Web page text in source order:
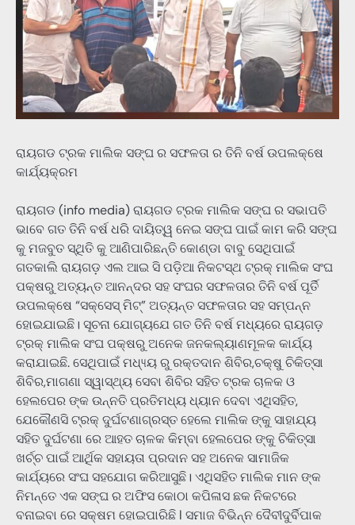
ରାୟଗଡ ଟ୍ରକ ମାଲିକ ସଙ୍ଘ ର ସଫଳତା ର ତିନି ବର୍ଷ ଉପଲକ୍ଷେ
କାର୍ଯ୍ୟକ୍ରମ
ରାୟଗଡ (info media) ରାୟଗଡ ଟ୍ରକ ମାଲିକ ସଙ୍ଘ ର ସଭାପତି
ଭାବେ ଗତ ତିନି ବର୍ଷ ଧରି ଦାୟିତ୍ୱ ନେଇ ସଙ୍ଘ ପାଇଁ କାମ କରି ସଙ୍ଘ
କୁ ମଜବୁତ ସ୍ଥିତି କୁ ଆଣିପାରିଛନ୍ତି କୋଣ୍ଡା ବାବୁ ସେଥିପାଇଁ
ଗତକାଲି ରାୟଗଡ଼ ଏଲ ଆଇ ସି ପଡ଼ିଆ ନିକଟସ୍ଥ ଟ୍ରକ୍ ମାଲିକ ସଂଘ
ପକ୍ଷରୁ ଅତ୍ୟନ୍ତ ଆନନ୍ଦର ସହ ସଂଘର ସଫଳତାର ତିନି ବର୍ଷ ପୂର୍ତି
ଉପଲକ୍ଷେ “ସକ୍ସେସ୍ ମିଟ୍” ଅତ୍ୟନ୍ତ ସଫଳତାର ସହ ସମ୍ପନ୍ନ
ହୋଇଯାଇଛି। ସୂଚନା ଯୋଗ୍ୟଯେ ଗତ ତିନି ବର୍ଷ ମଧ୍ୟରେ ରାୟଗଡ଼
ଟ୍ରକ୍ ମାଲିକ ସଂଘ ପକ୍ଷରୁ ଅନେକ ଜନକଲ୍ୟାଣମୂଳକ କାର୍ଯ୍ୟ
କରାଯାଇଛି. ସେଥିପାଇଁ ମଧ୍ୟ୍ୟ ରୁ ରକ୍ତଦାନ ଶିବିର,ଚକ୍ଷୁ ଚିକିତ୍ସା
ଶିବିର,ମାଗଣା ସ୍ୱାସ୍ଥ୍ୟ ସେବା ଶିବିର ସହିତ ଟ୍ରକ ଚାଳକ ଓ
ହେଲପେର ଙ୍କ ଉନ୍ନତି ପ୍ରତିମଧ୍ୟ ଧ୍ୟାନ ଦେବା ଏଥିସହିତ,
ଯେକୌଣସି ଟ୍ରକ୍ ଦୁର୍ଘଟଣାଗ୍ରସ୍ତ ହେଲେ ମାଲିକ ଙ୍କୁ ସାହାଯ୍ୟ
ସହିତ ଦୁର୍ଘଟଣା ରେ ଆହତ ଚାଳକ କିମ୍ବା ହେଲପେର ଙ୍କୁ ଚିକିତ୍ସା
ଖର୍ଚ୍ଚ ପାଇଁ ଆର୍ଥିକ ସହାୟତା ପ୍ରଦାନ ସହ ଅନେକ ସାମାଜିକ
କାର୍ଯ୍ୟରେ ସଂଘ ସହଯୋଗ କରିଆସୁଛି। ଏଥିସହିତ ମାଲିକ ମାନ ଙ୍କ
ନିମନ୍ତେ ଏକ ସଙ୍ଘ ର ଅଫିସ କୋଠା କପିଳାସ ଛକ ନିକଟରେ
ବନାଇବା ରେ ସକ୍ଷମ ହୋଇପାରିଛି l ସମାଜ ବିଭିନ୍ନ ଦୈବୀଦୁର୍ବିପାକ